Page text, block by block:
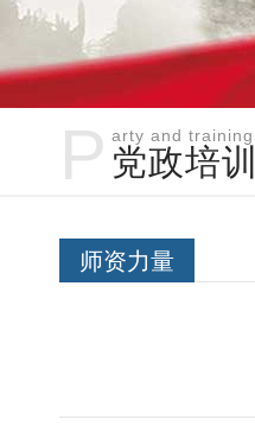
P arty and training
党政培训
师资力量